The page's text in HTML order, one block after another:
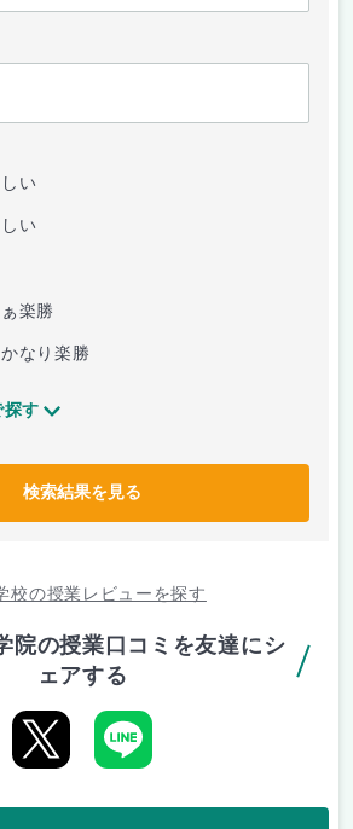
い
い
ぁ楽勝
かなり楽勝
探す
検索結果を見る
校の授業レビューを探す
院の授業口コミを友達にシ
ェアする